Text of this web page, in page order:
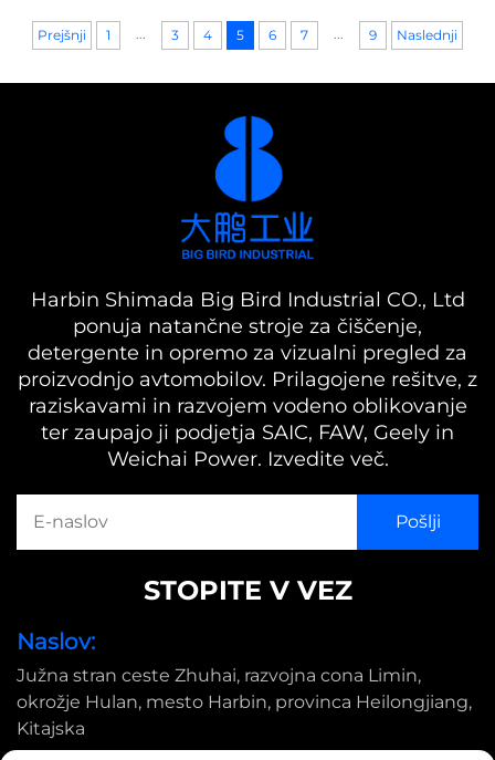
že zdaj.
Prejšnji 1 ... 3 4 5 6 7 ... 9 Naslednji
Harbin Shimada Big Bird Industrial CO., Ltd
ponuja natančne stroje za čiščenje,
detergente in opremo za vizualni pregled za
proizvodnjo avtomobilov. Prilagojene rešitve, z
raziskavami in razvojem vodeno oblikovanje
ter zaupajo ji podjetja SAIC, FAW, Geely in
Weichai Power. Izvedite več.
STOPITE V VEZ
Naslov:
Južna stran ceste Zhuhai, razvojna cona Limin,
okrožje Hulan, mesto Harbin, provinca Heilongjiang,
Kitajska